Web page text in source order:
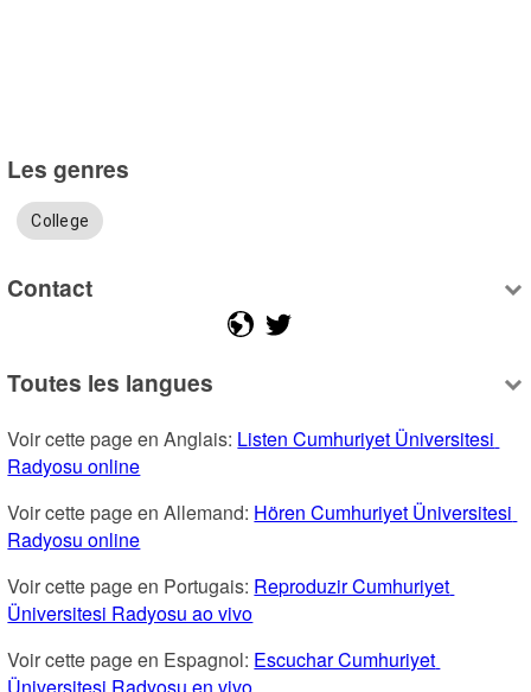
Les genres
College
Contact
Toutes les langues
Voir cette page en Anglais: Listen Cumhuriyet Üniversitesi
Radyosu online
Voir cette page en Allemand: Hören Cumhuriyet Üniversitesi
Radyosu online
Voir cette page en Portugais: Reproduzir Cumhuriyet
Üniversitesi Radyosu ao vivo
Voir cette page en Espagnol: Escuchar Cumhuriyet
Üniversitesi Radyosu en vivo